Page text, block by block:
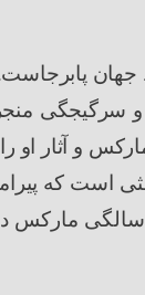
پابرجاست.
و سرگیجگی
و آثار او
است که
سالگی مارکس